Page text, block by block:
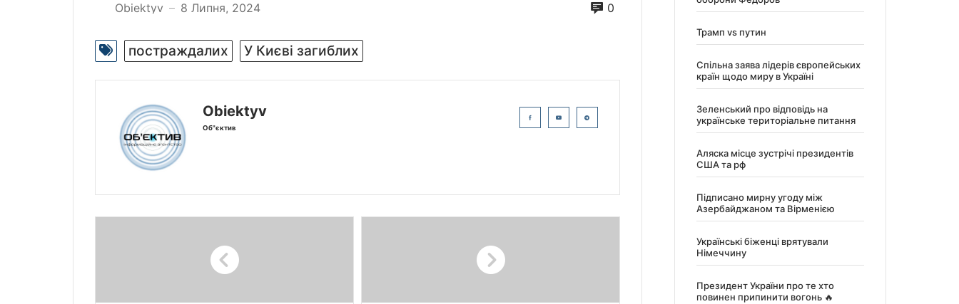
Obiektyv — 8 Липня, 2024 0
постраждалих У Києві загиблих
Obiektyv
Об"єктив
Трамп vs путин
Спільна заява лідерів європейських
країн щодо миру в Україні
Зеленський про відповідь на
українське територіальне питання
Аляска місце зустрічі президентів
США та рф
Підписано мирну угоду між
Азербайджаном та Вірменією
Українські біженці врятували
Німеччину
Президент України про те хто
повинен припинити вогонь 🔥